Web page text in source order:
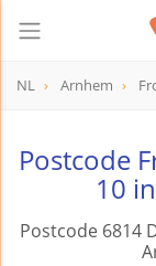
NL Arnhem
Postcode
10
Postcode 6814